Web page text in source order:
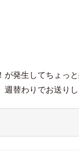
発生してちょっ
替わりでお送りし